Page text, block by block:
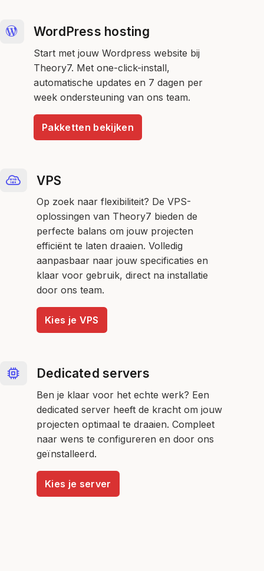
WordPress hosting
Start met jouw Wordpress website bij
Theory7. Met one-click-install,
automatische updates en 7 dagen per
week ondersteuning van ons team.
Pakketten bekijken
VPS
Op zoek naar flexibiliteit? De VPS-
oplossingen van Theory7 bieden de
perfecte balans om jouw projecten
efficiënt te laten draaien. Volledig
aanpasbaar naar jouw specificaties en
klaar voor gebruik, direct na installatie
door ons team.
Kies je VPS
Dedicated servers
Ben je klaar voor het echte werk? Een
dedicated server heeft de kracht om jouw
projecten optimaal te draaien. Compleet
naar wens te configureren en door ons
geïnstalleerd.
Kies je server